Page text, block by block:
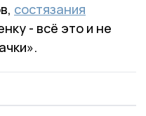
состязания
- всё это и не